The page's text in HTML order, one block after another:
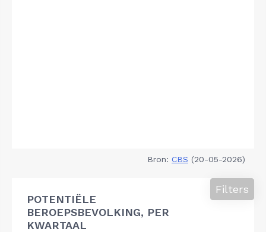
Bron: CBS (20-05-2026)
POTENTIËLE
BEROEPSBEVOLKING, PER
KWARTAAL
Filters